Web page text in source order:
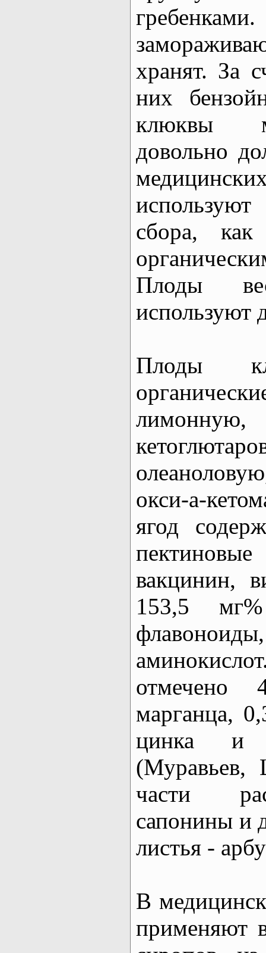
хранят. За
них
клюквы
довольно
сбора, как
Плоды
используют
Плоды
окси-a-
ягод
пектиновые
вакцинин,
153,5 мг%
отмечено
марганца,
цинка и
(Муравьев,
части
сапонины и
листья -
В
применяют